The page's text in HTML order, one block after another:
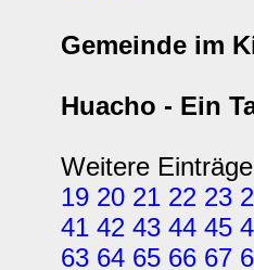
Gemeinde im
Huacho - Ein
Weitere
19 20 21 22 23
41 42 43 44 45
63 64 65 66 67